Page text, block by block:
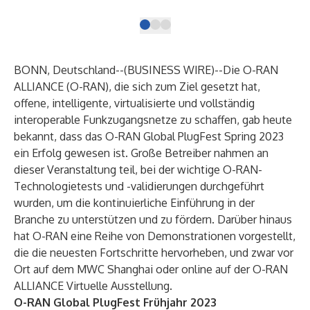
BONN, Deutschland--(BUSINESS WIRE)--Die O-RAN
ALLIANCE (O-RAN), die sich zum Ziel gesetzt hat,
offene, intelligente, virtualisierte und vollständig
interoperable Funkzugangsnetze zu schaffen, gab heute
bekannt, dass das O-RAN Global PlugFest Spring 2023
ein Erfolg gewesen ist. Große Betreiber nahmen an
dieser Veranstaltung teil, bei der wichtige O-RAN-
Technologietests und -validierungen durchgeführt
wurden, um die kontinuierliche Einführung in der
Branche zu unterstützen und zu fördern. Darüber hinaus
hat O-RAN eine Reihe von Demonstrationen vorgestellt,
die die neuesten Fortschritte hervorheben, und zwar vor
Ort auf dem MWC Shanghai oder online auf derO-RAN
ALLIANCE Virtuelle Ausstellung.
O-RAN Global PlugFest Frühjahr 2023